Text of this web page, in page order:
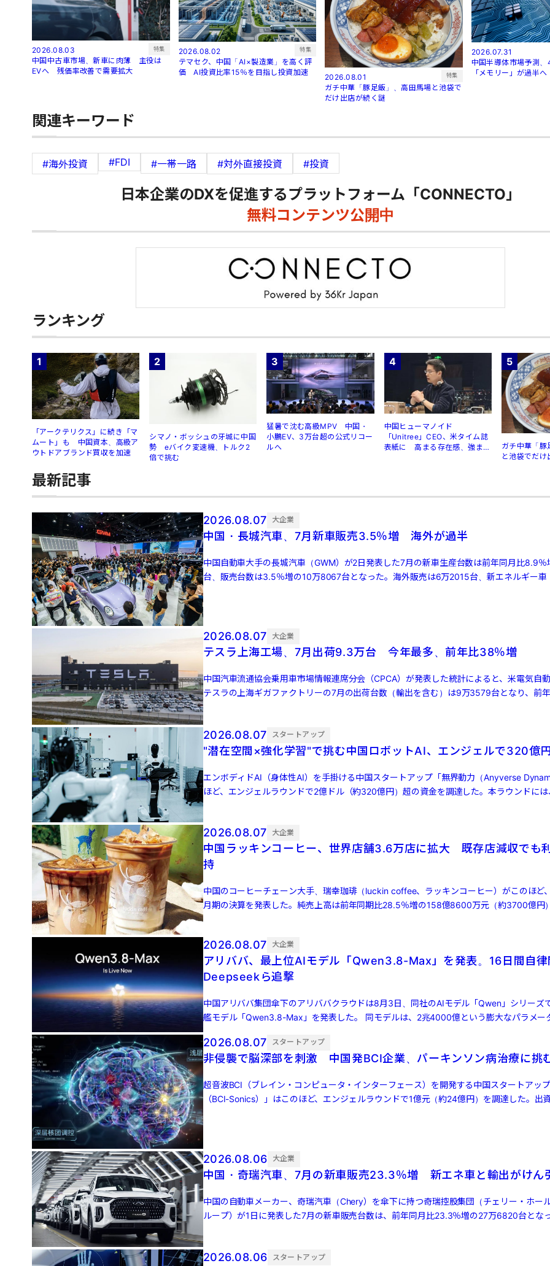
2026.08.03 特集
中国中古車市場、新車に肉薄 主役は
EVへ 残価率改善で需要拡大
2026.08.02 特集
テマセク、中国「AI×製造業」を高く評
価 AI投資比率15％を目指し投資加速
2026.08.01 特集
ガチ中華「豚足飯」、高田馬場と池袋で
だけ出店が続く謎
2026.07.31
中国半導体市場予測
「メモリー」が過半
関連キーワード
#海外投資 #FDI #一帯一路 #対外直接投資 #投資
日本企業のDXを促進するプラットフォーム「CONNECTO」
無料コンテンツ公開中
ランキング
1
「アークテリクス」に続き「マ
ムート」も 中国資本、高級ア
ウトドアブランド買収を加速
2
シマノ・ボッシュの牙城に中国
勢 eバイク変速機、トルク2
倍で挑む
3
猛暑で沈む高級MPV 中国・
小鵬EV、3万台超の公式リコー
ルへ
4
中国ヒューマノイド
「Unitree」CEO、米タイム誌
表紙に 高まる存在感、強まる
5
ガチ中華「豚
と池袋でだ
最新記事
2026.08.07 大企業
中国・長城汽車、7月新車販売3.5％増 海外が過半
中国自動車大手の長城汽車（GWM）が2日発表した7月の新車生産台数は前年同月比8.9％
台、販売台数は3.5％増の10万8067台となった。海外販売は6万2015台、新エネルギー車
3万4651 […]
2026.08.07 大企業
テスラ上海工場、7月出荷9.3万台 今年最多、前年比38％増
中国汽車流通協会乗用車市場情報連席分会（CPCA）が発表した統計によると、米電気自
テスラの上海ギガファクトリーの7月の出荷台数（輸出を含む）は9万3579台となり、前
増、前月比5.0％増 […]
2026.08.07 スタートアップ
"潜在空間×強化学習"で挑む中国ロボットAI、エンジェルで320億
エンボディドAI（身体性AI）を手掛ける中国スタートアップ「無界動力（Anyverse
ほど、エンジェルラウンドで2億ドル（約320億円）超の資金を調達した。本ラウンドに
（JDドット […]
2026.08.07 大企業
中国ラッキンコーヒー、世界店舗3.6万店に拡大 既存店減収でも
持
中国のコーヒーチェーン大手、瑞幸珈琲（luckin coffee、ラッキンコーヒー）がこのほど
月期の決算を発表した。純売上高は前年同期比28.5％増の158億8600万元（約3700億円
[…]
2026.08.07 大企業
アリババ、最上位AIモデル「Qwen3.8-Max」を発表。16日間自律
Deepseekら追撃
中国アリババ集団傘下のアリババクラウドは8月3日、同社のAIモデル「Qwen」シリーズ
艦モデル「Qwen3.8-Max」を発表した。 同モデルは、2兆4000億という膨大なパラメー
100万トー […]
2026.08.07 スタートアップ
非侵襲で脳深部を刺激 中国発BCI企業、パーキンソン病治療に挑
超音波BCI（ブレイン・コンピュータ・インターフェース）を開発する中国スタートアッ
（BCI-Sonics）」はこのほど、エンジェルラウンドで1億元（約24億円）を調達した。出
（Matrix Pa […]
2026.08.06 大企業
中国・奇瑞汽車、7月の新車販売23.3％増 新エネ車と輸出がけん
中国の自動車メーカー、奇瑞汽車（Chery）を傘下に持つ奇瑞控股集団（チェリー・ホー
ループ）が1日に発表した7月の新車販売台数は、前年同月比23.3％増の27万6820台とな
2026.08.06 スタートアップ